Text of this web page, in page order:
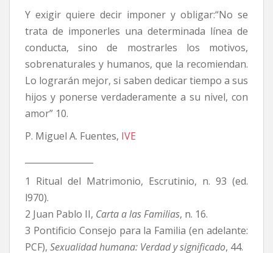
Y exigir quiere decir imponer y obligar:“No se
trata de imponerles una determinada línea de
conducta, sino de mostrarles los motivos,
sobrenaturales y humanos, que la recomiendan.
Lo lograrán mejor, si saben dedicar tiempo a sus
hijos y ponerse verdaderamente a su nivel, con
amor” 10.
P. Miguel A. Fuentes, IVE
1 Ritual del Matrimonio, Escrutinio, n. 93 (ed.
l970).
2 Juan Pablo II, Carta a las Familias, n. 16.
3 Pontificio Consejo para la Familia (en adelante:
PCF), Sexualidad humana: Verdad y significado, 44.